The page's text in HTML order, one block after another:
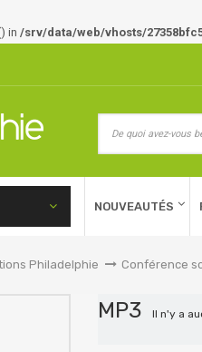
in /srv/data/web/vhosts/
NOUVEAUTÉS
Philadelphie > Conférence
MP3 Il n'y a